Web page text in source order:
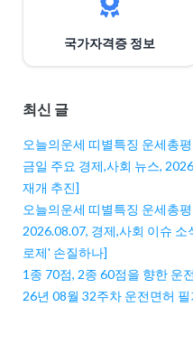
국가자격증 정보
최신 글
오늘의운세 띠별특징 운세총
금일 주요 경제,사회 뉴스,
재개 추진]
오늘의운세 띠별특징 운세총
2026.08.07, 경제,사회 이슈
로제' 손질하나]
1종 70점, 2종 60점을 향한 운
26년 08월 32주차 운전면허